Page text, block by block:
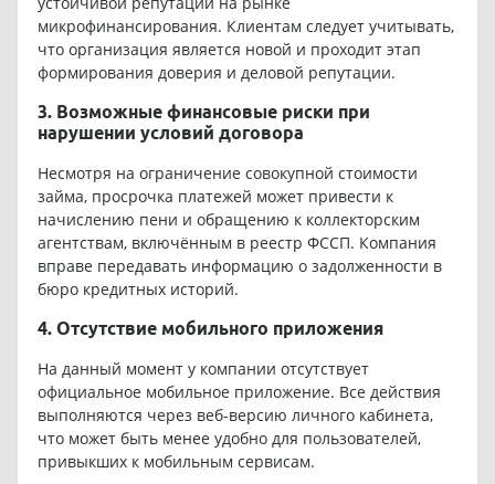
микрофинансирования. Клиентам следует учитывать,
что организация является новой и проходит этап
формирования доверия и деловой репутации.
3. Возможные финансовые риски при
нарушении условий договора
Несмотря на ограничение совокупной стоимости
займа, просрочка платежей может привести к
начислению пени и обращению к коллекторским
агентствам, включённым в реестр ФССП. Компания
вправе передавать информацию о задолженности в
бюро кредитных историй.
4. Отсутствие мобильного приложения
На данный момент у компании отсутствует
официальное мобильное приложение. Все действия
выполняются через веб-версию личного кабинета,
что может быть менее удобно для пользователей,
привыкших к мобильным сервисам.